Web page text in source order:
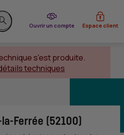
Rechercher sur le site
Ouvrir un compte
du CIC Espace client
s'est produite.
techniques
Ferrée (52100)